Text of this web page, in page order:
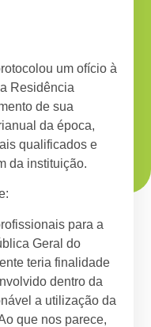
um ofício à
Residência
de sua
da época,
qualificados e
da instituição.
para a
Geral do
teria finalidade
dentro da
a utilização da
que nos parece,